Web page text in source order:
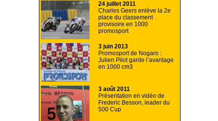
24 juillet 2011
Charles Geers enlève la 2e
place du classement
provisoire en 1000
promosport
3 juin 2013
Promosport de Nogaro :
Julien Pilot garde l’avantage
en 1000 cm3
3 août 2011
Présentation en vidéo de
Frederic Besson, leader du
500 Cup